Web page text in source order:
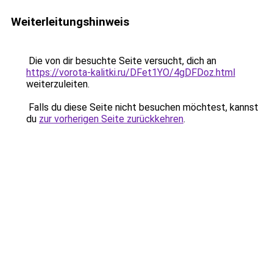
Weiterleitungshinweis
Die von dir besuchte Seite versucht, dich an
https://vorota-kalitki.ru/DFet1YO/4gDFDoz.html
weiterzuleiten.
Falls du diese Seite nicht besuchen möchtest, kannst
du zur vorherigen Seite zurückkehren.